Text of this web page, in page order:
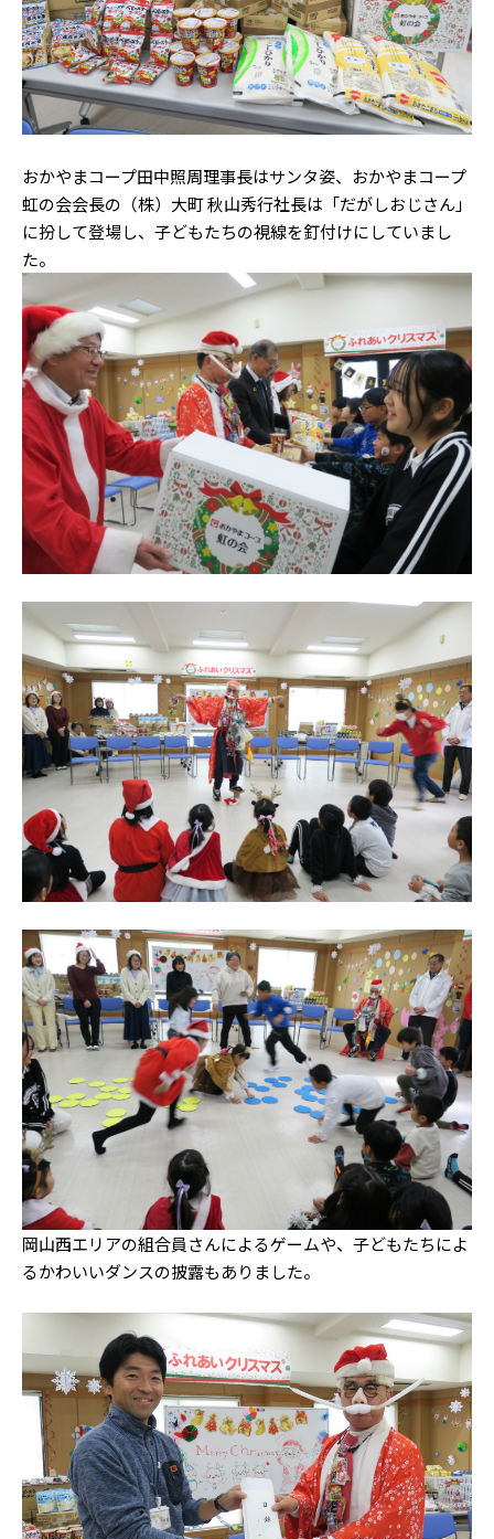
おかやまコープ田中照周理事長はサンタ姿、おかやまコープ
虹の会会長の（株）大町 秋山秀行社長は「だがしおじさん」
に扮して登場し、子どもたちの視線を釘付けにしていまし
た。
岡山西エリアの組合員さんによるゲームや、子どもたちによ
るかわいいダンスの披露もありました。